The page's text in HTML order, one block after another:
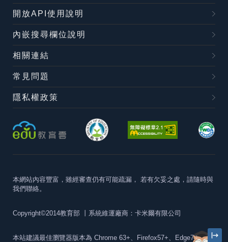
開放API使用說明
內嵌搜尋欄位說明
相關連結
常見問題
隱私權政策
本網站內容豐富，雖經審查仍有可能疏漏， 若有欠妥之處，請隨時與
我們聯絡。
Copyright©2014教育部 丨系統維運廠商：卡米爾有限公司
本站建議最佳瀏覽器版本為 Chrome 63+、Firefox57+、Edge79+及